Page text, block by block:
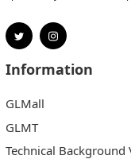
Information
GLMall
GLMT
Technical Background